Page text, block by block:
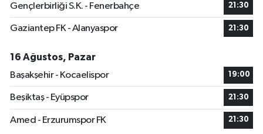
Gençlerbirliği S.K. - Fenerbahçe 21:30
Gaziantep FK - Alanyaspor 21:30
16 Ağustos, Pazar
Başakşehir - Kocaelispor
19:00
Beşiktaş - Eyüpspor 21:30
Amed - Erzurumspor FK 21:30